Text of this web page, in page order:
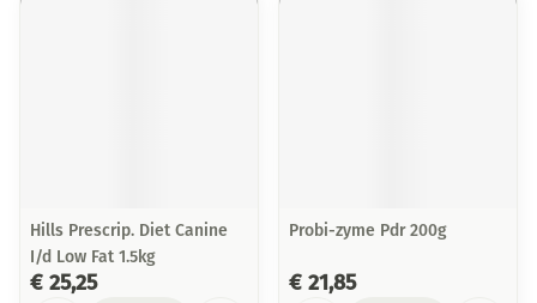
Hills Prescrip. Diet Canine
I/d Low Fat 1.5kg
€ 25,25
Probi-zyme Pdr 200g
€ 21,85